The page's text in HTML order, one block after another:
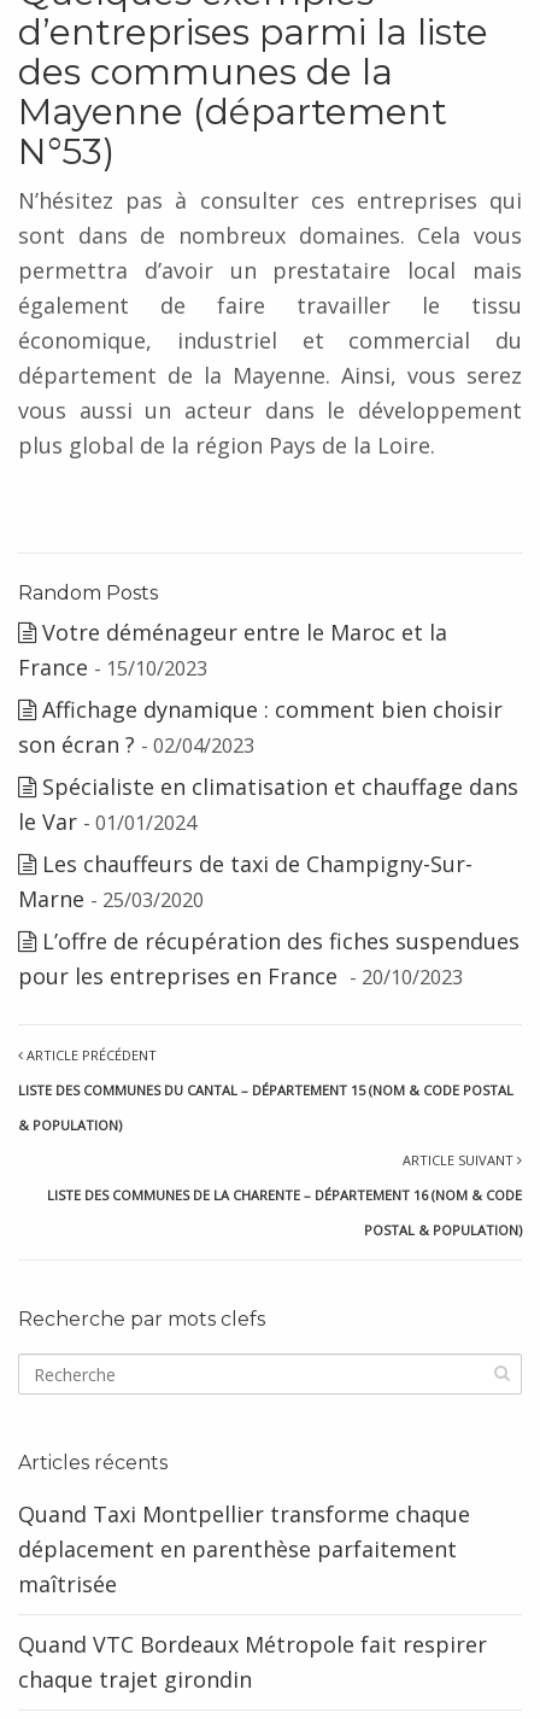
d’entreprises parmi la liste
des communes de la
Mayenne (département
N°53)
N’hésitez pas à consulter ces entreprises qui
sont dans de nombreux domaines. Cela vous
permettra d’avoir un prestataire local mais
également de faire travailler le tissu
économique, industriel et commercial du
département de la Mayenne. Ainsi, vous serez
vous aussi un acteur dans le développement
plus global de la région Pays de la Loire.
Random Posts
Votre déménageur entre le Maroc et la
France - 15/10/2023
Affichage dynamique : comment bien choisir
son écran ? - 02/04/2023
Spécialiste en climatisation et chauffage dans
le Var - 01/01/2024
Les chauffeurs de taxi de Champigny-Sur-
Marne - 25/03/2020
L’offre de récupération des fiches suspendues
pour les entreprises en France - 20/10/2023
ARTICLE PRÉCÉDENT
LISTE DES COMMUNES DU CANTAL – DÉPARTEMENT 15 (NOM & CODE POSTAL
& POPULATION)
ARTICLE SUIVANT
LISTE DES COMMUNES DE LA CHARENTE – DÉPARTEMENT 16 (NOM & CODE
POSTAL & POPULATION)
Recherche par mots clefs
Articles récents
Quand Taxi Montpellier transforme chaque
déplacement en parenthèse parfaitement
maîtrisée
Quand VTC Bordeaux Métropole fait respirer
chaque trajet girondin